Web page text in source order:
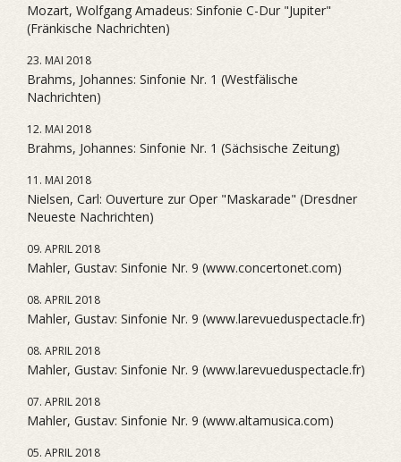
Mozart, Wolfgang Amadeus: Sinfonie C-Dur "Jupiter"
(Fränkische Nachrichten)
23. MAI 2018
Brahms, Johannes: Sinfonie Nr. 1 (Westfälische
Nachrichten)
12. MAI 2018
Brahms, Johannes: Sinfonie Nr. 1 (Sächsische Zeitung)
11. MAI 2018
Nielsen, Carl: Ouverture zur Oper "Maskarade" (Dresdner
Neueste Nachrichten)
09. APRIL 2018
Mahler, Gustav: Sinfonie Nr. 9 (www.concertonet.com)
08. APRIL 2018
Mahler, Gustav: Sinfonie Nr. 9 (www.larevueduspectacle.fr)
08. APRIL 2018
Mahler, Gustav: Sinfonie Nr. 9 (www.larevueduspectacle.fr)
07. APRIL 2018
Mahler, Gustav: Sinfonie Nr. 9 (www.altamusica.com)
05. APRIL 2018